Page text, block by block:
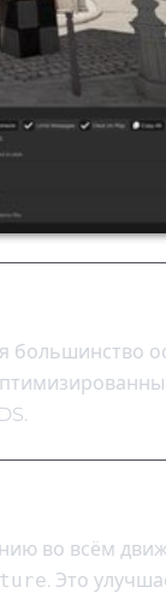
большинство
во всём
. Это